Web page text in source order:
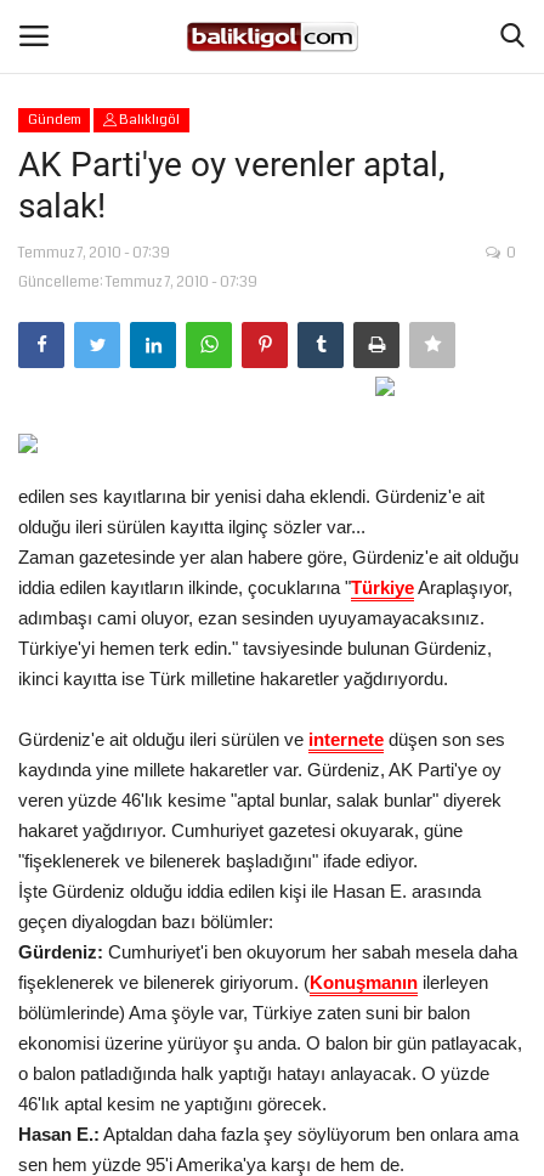
Giriş Yap
Anasayfa
Köşe Yazıları
Magazin
Spor
Gündem
Tekno Bilim
Siyaset
Galeriler
Yaşam
Künye
Sağlık
İletişim
Kültür Sanat
Gündem Balıklıgöl
AK Parti'ye oy verenler aptal,
salak!
Temmuz 7, 2010 - 07:39
Güncelleme: Temmuz 7, 2010 - 07:39
0
edilen ses kayıtlarına bir yenisi daha eklendi. Gürdeniz'e ait
olduğu ileri sürülen kayıtta ilginç sözler var...
Zaman gazetesinde yer alan habere göre, Gürdeniz'e ait olduğu
iddia edilen kayıtların ilkinde, çocuklarına "TürkiyeAraplaşıyor,
adımbaşı cami oluyor, ezan sesinden uyuyamayacaksınız.
Türkiye'yi hemen terk edin." tavsiyesinde bulunan Gürdeniz,
ikinci kayıtta ise Türk milletine hakaretler yağdırıyordu.
Gürdeniz'e ait olduğu ileri sürülen ve internete düşen son ses
kaydında yine millete hakaretler var. Gürdeniz, AK Parti'ye oy
veren yüzde 46'lık kesime "aptal bunlar, salak bunlar" diyerek
hakaret yağdırıyor. Cumhuriyet gazetesi okuyarak, güne
"fişeklenerek ve bilenerek başladığını" ifade ediyor.
İşte Gürdeniz olduğu iddia edilen kişi ile Hasan E. arasında
geçen diyalogdan bazı bölümler:
Gürdeniz: Cumhuriyet'i ben okuyorum her sabah mesela daha
fişeklenerek ve bilenerek giriyorum. (Konuşmanın ilerleyen
bölümlerinde) Ama şöyle var, Türkiye zaten suni bir balon
ekonomisi üzerine yürüyor şu anda. O balon bir gün patlayacak,
o balon patladığında halk yaptığı hatayı anlayacak. O yüzde
46'lık aptal kesim ne yaptığını görecek.
Hasan E.: Aptaldan daha fazla şey söylüyorum ben onlara ama
sen hem yüzde 95'i Amerika'ya karşı de hem de.